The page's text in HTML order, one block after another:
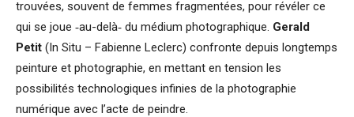
trouvées, souvent de femmes fragmentées, pour révéler ce
qui se joue ‑au-delà‑ du médium photographique. Gerald
Petit (In Situ – Fabienne Leclerc) confronte depuis longtemps
peinture et photographie, en mettant en tension les
possibilités technologiques infinies de la photographie
numérique avec l’acte de peindre.